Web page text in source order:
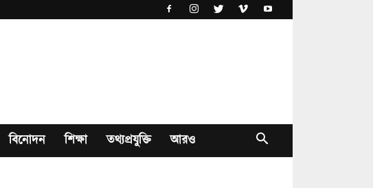
বিনোদন শিক্ষা তথ্যপ্রযুক্তি আরও